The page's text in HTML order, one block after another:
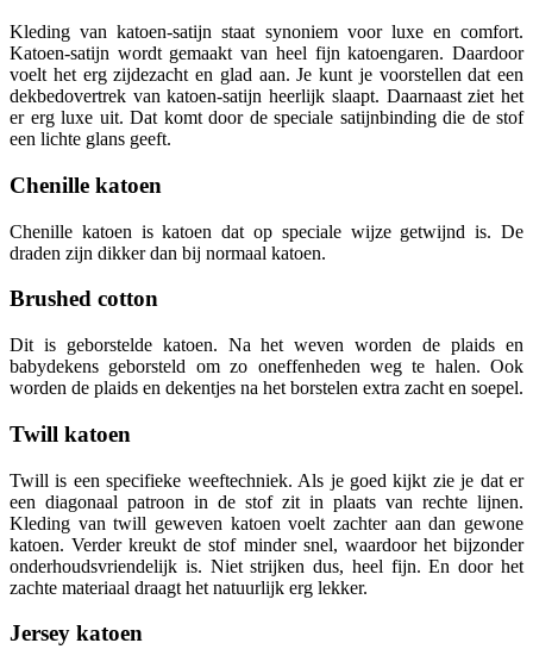
Kleding van katoen-satijn staat synoniem voor luxe en comfort.
Katoen-satijn wordt gemaakt van heel fijn katoengaren. Daardoor
voelt het erg zijdezacht en glad aan. Je kunt je voorstellen dat een
dekbedovertrek van katoen-satijn heerlijk slaapt. Daarnaast ziet het
er erg luxe uit. Dat komt door de speciale satijnbinding die de stof
een lichte glans geeft.
Chenille katoen
Chenille katoen is katoen dat op speciale wijze getwijnd is. De
draden zijn dikker dan bij normaal katoen.
Brushed cotton
Dit is geborstelde katoen. Na het weven worden de plaids en
babydekens geborsteld om zo oneffenheden weg te halen. Ook
worden de plaids en dekentjes na het borstelen extra zacht en soepel.
Twill katoen
Twill is een specifieke weeftechniek. Als je goed kijkt zie je dat er
een diagonaal patroon in de stof zit in plaats van rechte lijnen.
Kleding van twill geweven katoen voelt zachter aan dan gewone
katoen. Verder kreukt de stof minder snel, waardoor het bijzonder
onderhoudsvriendelijk is. Niet strijken dus, heel fijn. En door het
zachte materiaal draagt het natuurlijk erg lekker.
Jersey katoen